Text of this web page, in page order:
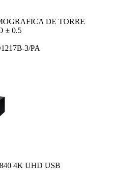
DE TORRE
± 0.5
3/PA
4K UHD USB